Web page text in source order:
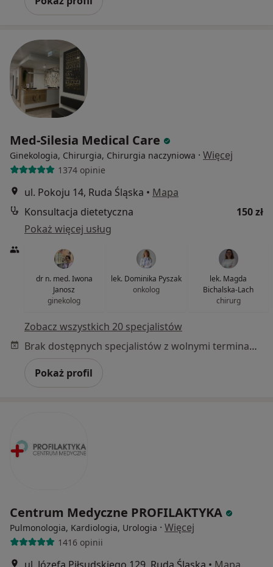
Med-Silesia Medical Care
Ginekologia, Chirurgia, Chirurgia naczyniowa · Więcej
1374 opinie
ul. Pokoju 14, Ruda Śląska • Mapa
Konsultacja dietetyczna
150 zł
Pokaż więcej usług
dr n. med. Iwona
Janosz
ginekolog
lek. Dominika Pyszak
onkolog
lek. Magda
Bichalska-Lach
chirurg
Zobacz wszystkich 20 specjalistów
Brak dostępnych specjalistów z wolnymi terminami w tym centrum medycznym.
Pokaż profil
Centrum Medyczne PROFILAKTYKA
Pulmonologia, Kardiologia, Urologia · Więcej
1416 opinii